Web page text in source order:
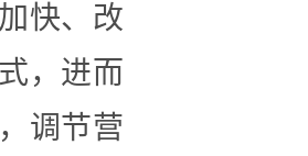
快、改
，进而
调节营